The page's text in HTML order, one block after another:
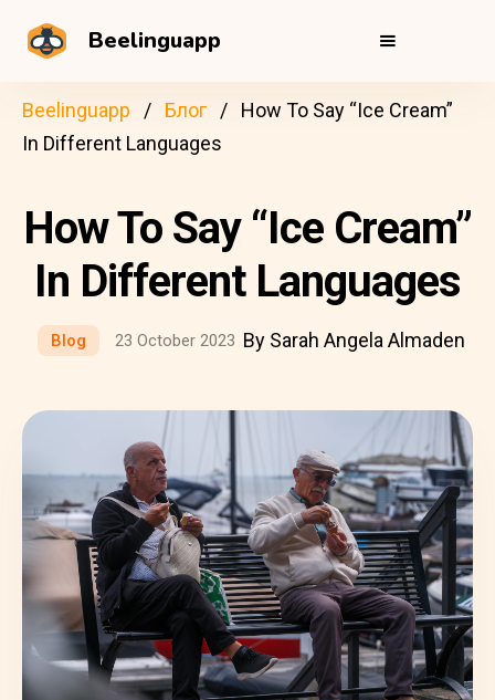
Beelinguapp
Beelinguapp Блог
How To Say “Ice Cream”
In Different Languages
How To Say “Ice Cream”
In Different Languages
Blog 23 October 2023 By Sarah Angela Almaden